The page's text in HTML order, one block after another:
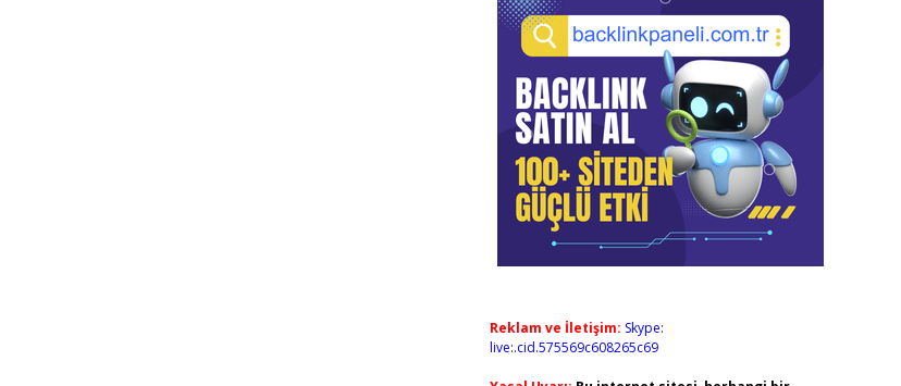
Reklam ve İletişim: Skype:
live:.cid.575569c608265c69